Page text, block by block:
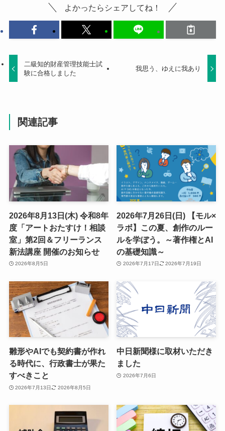
よかったらシェアしてね！
二級知的財産管理技能士試
験に合格しました
我思う、ゆえに我あり
関連記事
2026年8月13日(木) 令和8年
度「アートおたすけ！相談
室」第2回＆フリーランス
新法講座 開催のお知らせ
2026年8月5日
2026年7月26日(日) 【モル×
ラボ】この夏、創作のルー
ルを学ぼう。～著作権とAI
の基礎知識～
2026年7月17日 2026年7月19日
雛形やAIでも契約書が作れ
る時代に、行政書士が果た
すべきこと
2026年7月13日 2026年8月5日
中日新聞様に取材いただき
ました
2026年7月6日